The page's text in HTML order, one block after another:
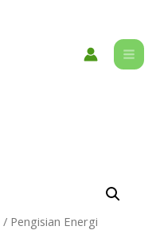
/ Pengisian Energi